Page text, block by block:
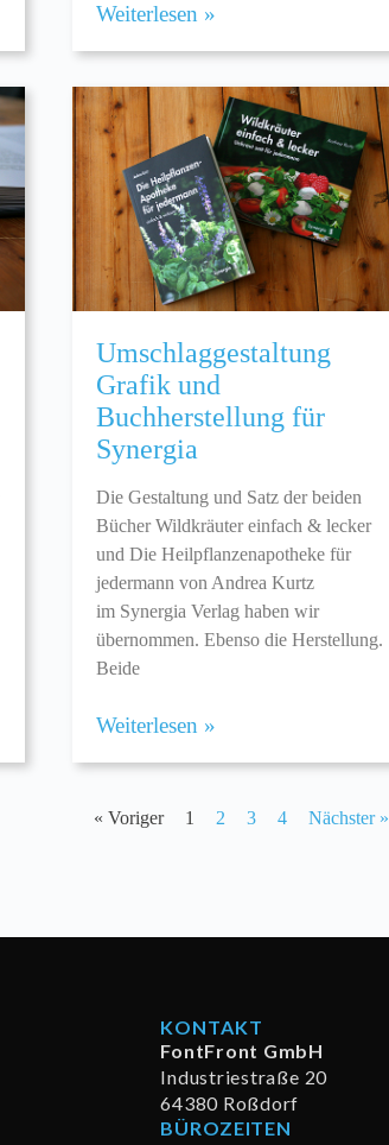
Weiterlesen »
Umschlaggestaltung
Grafik und
Buchherstellung für
Synergia
Die Gestaltung und Satz der beiden
Bücher Wildkräuter einfach & lecker
und Die Heilpflanzenapotheke für
jedermann von Andrea Kurtz
im Synergia Verlag haben wir
übernommen. Ebenso die Herstellung.
Beide
Weiterlesen »
« Voriger 1 2 3 4 Nächster »
KONTAKT
FontFront GmbH
Industriestraße 20
64380 Roßdorf
BÜROZEITEN